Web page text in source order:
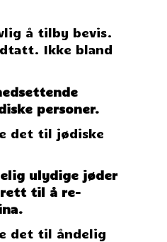
å tilby bevis.
Ikke bland
personer.
det til jødiske
ulydige jøder
rett til å re-
det til åndelig